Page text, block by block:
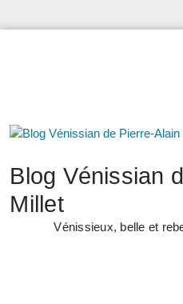
Blog Vénissian
Millet
Vénissieux, belle et